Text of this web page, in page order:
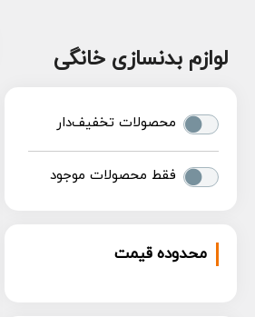
لوازم بدنسازی خانگی
محصولات تخفیف‌دار
فقط محصولات موجود
محدوده قیمت